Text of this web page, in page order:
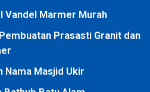
Vandel Marmer Murah
Prasasti Granit dan
Nama Masjid Ukir